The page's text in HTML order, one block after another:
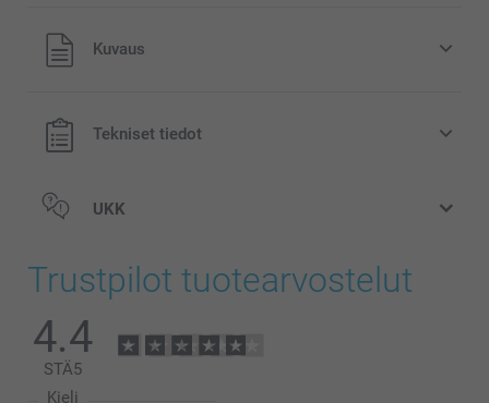
Kaikki hinnat ovat euroina, sisältävät arvonlisäveron ja
eivät sisällä postikuluja.
Kuvaus
Tekniset tiedot
UKK
Trustpilot tuotearvostelut
4.4
STÄ5
Kieli